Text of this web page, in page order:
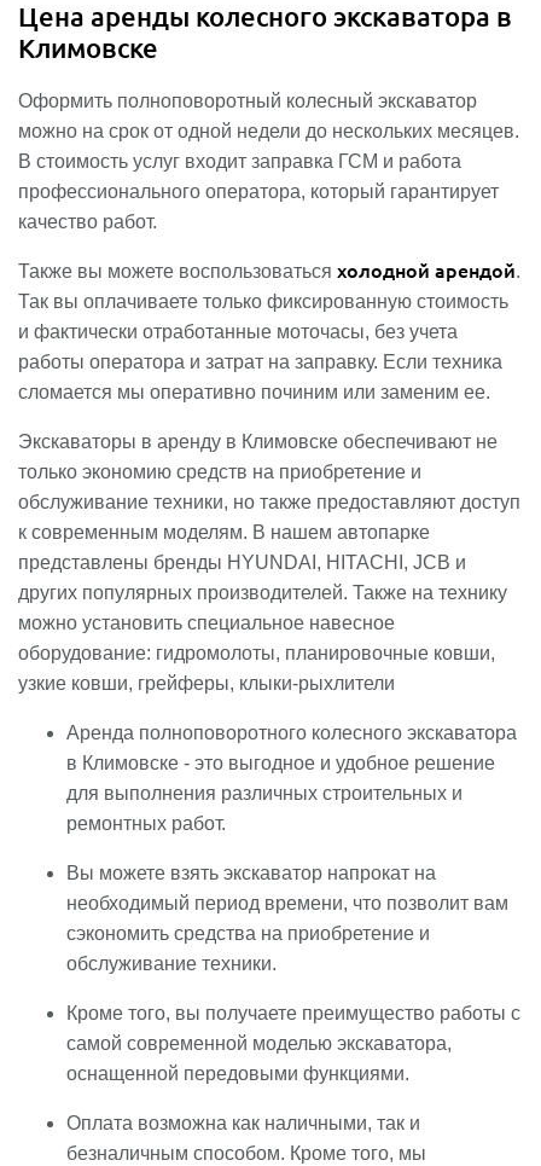
Цена аренды колесного экскаватора в
Климовске
Оформить полноповоротный колесный экскаватор
можно на срок от одной недели до нескольких месяцев.
В стоимость услуг входит заправка ГСМ и работа
профессионального оператора, который гарантирует
качество работ.
Также вы можете воспользоваться холодной арендой.
Так вы оплачиваете только фиксированную стоимость
и фактически отработанные моточасы, без учета
работы оператора и затрат на заправку. Если техника
сломается мы оперативно починим или заменим ее.
Экскаваторы в аренду в Климовске обеспечивают не
только экономию средств на приобретение и
обслуживание техники, но также предоставляют доступ
к современным моделям. В нашем автопарке
представлены бренды HYUNDAI, HITACHI, JCB и
других популярных производителей. Также на технику
можно установить специальное навесное
оборудование: гидромолоты, планировочные ковши,
узкие ковши, грейферы, клыки-рыхлители
Аренда полноповоротного колесного экскаватора
в Климовске - это выгодное и удобное решение
для выполнения различных строительных и
ремонтных работ.
Вы можете взять экскаватор напрокат на
необходимый период времени, что позволит вам
сэкономить средства на приобретение и
обслуживание техники.
Кроме того, вы получаете преимущество работы с
самой современной моделью экскаватора,
оснащенной передовыми функциями.
Оплата возможна как наличными, так и
безналичным способом. Кроме того, мы